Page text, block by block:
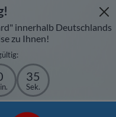
innerhalb Deutschlands
zu Ihnen!
35
Sek.